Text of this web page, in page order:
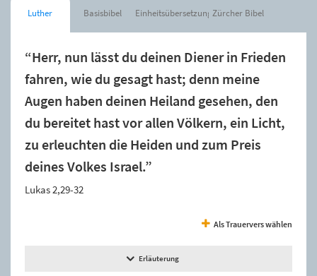
Luther Basisbibel Einheitsübersetzung Zürcher Bibel
“Herr, nun lässt du deinen Diener in Frieden
fahren, wie du gesagt hast; denn meine
Augen haben deinen Heiland gesehen, den
du bereitet hast vor allen Völkern, ein Licht,
zu erleuchten die Heiden und zum Preis
deines Volkes Israel.”
Lukas 2,29-32
Als Trauervers wählen
Erläuterung